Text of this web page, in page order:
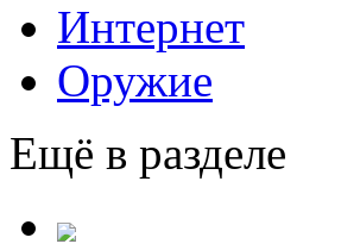
Интернет
Оружие
Ещё в разделе